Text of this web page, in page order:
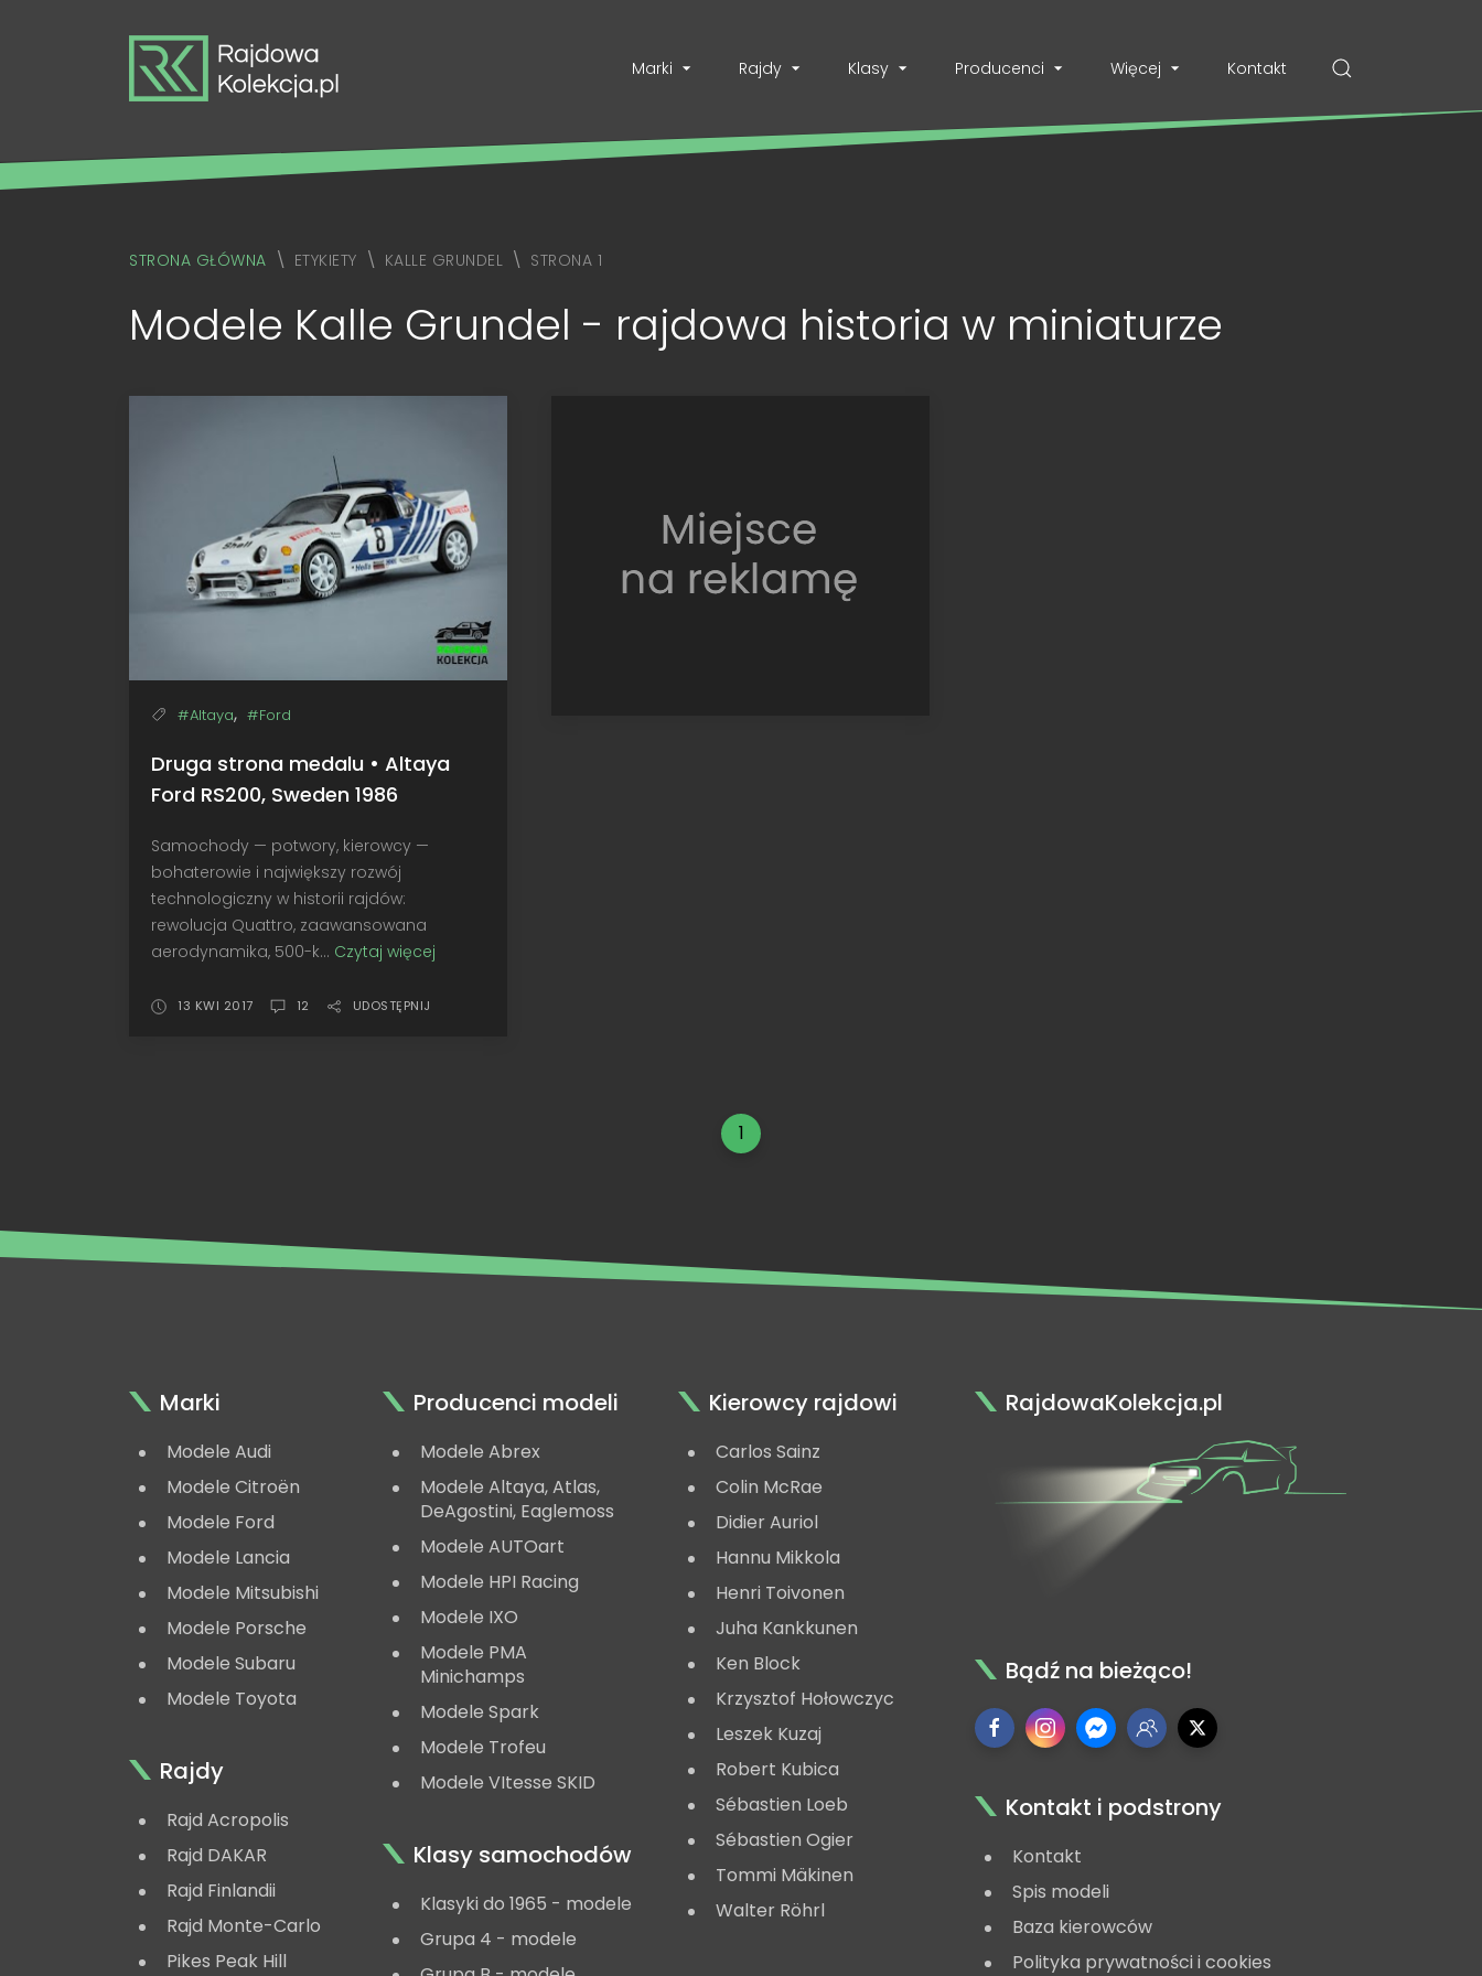
Marki Rajdy Klasy Producenci Więcej Kontakt
STRONA GŁÓWNA ETYKIETY KALLE GRUNDEL STRONA 1
Modele Kalle Grundel - rajdowa historia w miniaturze
#Altaya, #Ford
Druga strona medalu • Altaya
Ford RS200, Sweden 1986
Samochody — potwory, kierowcy —
bohaterowie i największy rozwój
technologiczny w historii rajdów:
rewolucja Quattro, zaawansowana
aerodynamika, 500-k... Czytaj więcej
13 KWI 2017 12 UDOSTĘPNIJ
1
Marki
Modele Audi
Modele Citroën
Modele Ford
Modele Lancia
Modele Mitsubishi
Modele Porsche
Modele Subaru
Modele Toyota
Rajdy
Rajd Acropolis
Rajd DAKAR
Rajd Finlandii
Rajd Monte-Carlo
Pikes Peak Hill
Producenci modeli
Modele Abrex
Modele Altaya, Atlas,
DeAgostini, Eaglemoss
Modele AUTOart
Modele HPI Racing
Modele IXO
Modele PMA
Minichamps
Modele Spark
Modele Trofeu
Modele VItesse SKID
Klasy samochodów
Klasyki do 1965 - modele
Grupa 4 - modele
Kierowcy rajdowi
Carlos Sainz
Colin McRae
Didier Auriol
Hannu Mikkola
Henri Toivonen
Juha Kankkunen
Ken Block
Krzysztof Hołowczyc
Leszek Kuzaj
Robert Kubica
Sébastien Loeb
Sébastien Ogier
Tommi Mäkinen
Walter Röhrl
RajdowaKolekcja.pl
Bądź na bieżąco!
Kontakt i podstrony
Kontakt
Spis modeli
Baza kierowców
Polityka prywatności i cookies